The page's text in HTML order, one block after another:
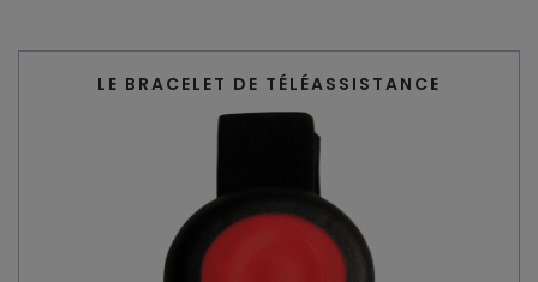
LE BRACELET DE TÉLÉASSISTANCE